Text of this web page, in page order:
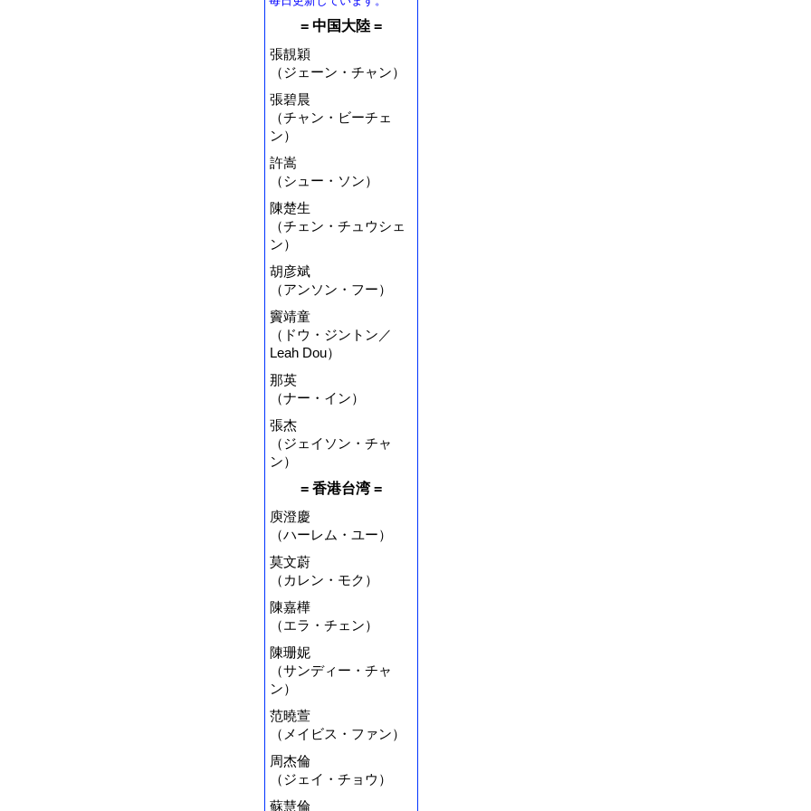
= 中国大陸 =
張靚穎
（ジェーン・チャン）
張碧晨
（チャン・ビーチェ
ン）
許嵩
（シュー・ソン）
陳楚生
（チェン・チュウシェ
ン）
胡彦斌
（アンソン・フー）
竇靖童
（ドウ・ジントン／
Leah Dou）
那英
（ナー・イン）
張杰
（ジェイソン・チャ
ン）
= 香港台湾 =
庾澄慶
（ハーレム・ユー）
莫文蔚
（カレン・モク）
陳嘉樺
（エラ・チェン）
陳珊妮
（サンディー・チャ
ン）
范曉萱
（メイビス・ファン）
周杰倫
（ジェイ・チョウ）
蘇慧倫